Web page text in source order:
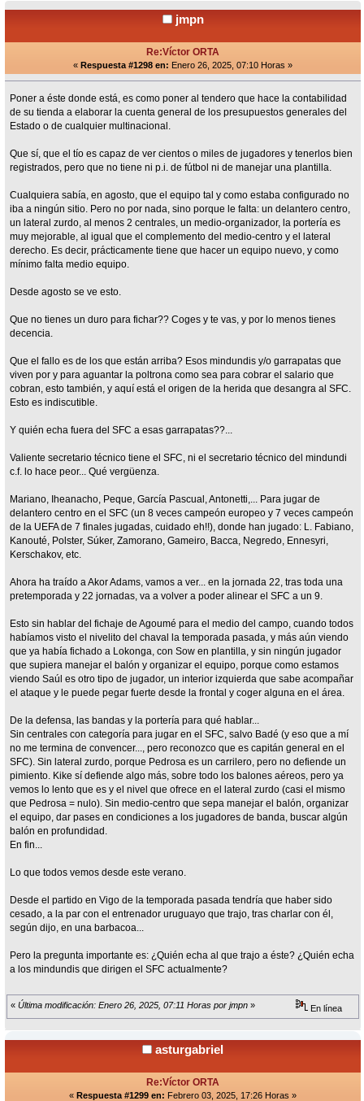
jmpn
Re:Víctor ORTA
« Respuesta #1298 en: Enero 26, 2025, 07:10 Horas »
Poner a éste donde está, es como poner al tendero que hace la contabilidad
de su tienda a elaborar la cuenta general de los presupuestos generales del
Estado o de cualquier multinacional.
Que sí, que el tío es capaz de ver cientos o miles de jugadores y tenerlos bien
registrados, pero que no tiene ni p.i. de fútbol ni de manejar una plantilla.
Cualquiera sabía, en agosto, que el equipo tal y como estaba configurado no
iba a ningún sitio. Pero no por nada, sino porque le falta: un delantero centro,
un lateral zurdo, al menos 2 centrales, un medio-organizador, la portería es
muy mejorable, al igual que el complemento del medio-centro y el lateral
derecho. Es decir, prácticamente tiene que hacer un equipo nuevo, y como
mínimo falta medio equipo.
Desde agosto se ve esto.
Que no tienes un duro para fichar?? Coges y te vas, y por lo menos tienes
decencia.
Que el fallo es de los que están arriba? Esos mindundis y/o garrapatas que
viven por y para aguantar la poltrona como sea para cobrar el salario que
cobran, esto también, y aquí está el origen de la herida que desangra al SFC.
Esto es indiscutible.
Y quién echa fuera del SFC a esas garrapatas??...
Valiente secretario técnico tiene el SFC, ni el secretario técnico del mindundi
c.f. lo hace peor... Qué vergüenza.
Mariano, Iheanacho, Peque, García Pascual, Antonetti,... Para jugar de
delantero centro en el SFC (un 8 veces campeón europeo y 7 veces campeón
de la UEFA de 7 finales jugadas, cuidado eh!!), donde han jugado: L. Fabiano,
Kanouté, Polster, Súker, Zamorano, Gameiro, Bacca, Negredo, Ennesyri,
Kerschakov, etc.
Ahora ha traído a Akor Adams, vamos a ver... en la jornada 22, tras toda una
pretemporada y 22 jornadas, va a volver a poder alinear el SFC a un 9.
Esto sin hablar del fichaje de Agoumé para el medio del campo, cuando todos
habíamos visto el nivelito del chaval la temporada pasada, y más aún viendo
que ya había fichado a Lokonga, con Sow en plantilla, y sin ningún jugador
que supiera manejar el balón y organizar el equipo, porque como estamos
viendo Saúl es otro tipo de jugador, un interior izquierda que sabe acompañar
el ataque y le puede pegar fuerte desde la frontal y coger alguna en el área.
De la defensa, las bandas y la portería para qué hablar...
Sin centrales con categoría para jugar en el SFC, salvo Badé (y eso que a mí
no me termina de convencer..., pero reconozco que es capitán general en el
SFC). Sin lateral zurdo, porque Pedrosa es un carrilero, pero no defiende un
pimiento. Kike sí defiende algo más, sobre todo los balones aéreos, pero ya
vemos lo lento que es y el nivel que ofrece en el lateral zurdo (casi el mismo
que Pedrosa = nulo). Sin medio-centro que sepa manejar el balón, organizar
el equipo, dar pases en condiciones a los jugadores de banda, buscar algún
balón en profundidad.
En fin...
Lo que todos vemos desde este verano.
Desde el partido en Vigo de la temporada pasada tendría que haber sido
cesado, a la par con el entrenador uruguayo que trajo, tras charlar con él,
según dijo, en una barbacoa...
Pero la pregunta importante es: ¿Quién echa al que trajo a éste? ¿Quién echa
a los mindundis que dirigen el SFC actualmente?
« Última modificación: Enero 26, 2025, 07:11 Horas por jmpn » En línea
asturgabriel
Re:Víctor ORTA
« Respuesta #1299 en: Febrero 03, 2025, 17:26 Horas »